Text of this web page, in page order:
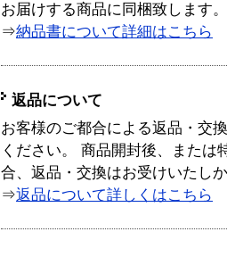
お届けする商品に同梱致します。
⇒納品書について詳細はこちら
返品について
お客様のご都合による返品・交
ください。 商品開封後、または
合、返品・交換はお受けいたし
⇒返品について詳しくはこちら